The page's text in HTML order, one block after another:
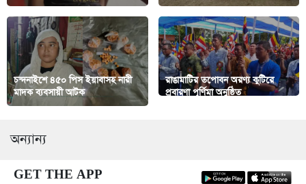
চন্দনাইশে ৪৫০ পিস ইয়াবাসহ নারী
মাদক ব্যবসায়ী আটক
রাঙামাটির তপোবন অরণ্য কুটিরে
প্রবারণা পূর্ণিমা অনুষ্ঠিত
অন্যান্য
GET THE APP